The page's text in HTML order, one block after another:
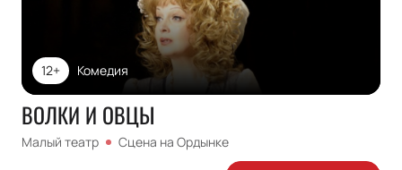
Комедия
12+
ВОЛКИ И ОВЦЫ
Малый театр Сцена на Ордынке